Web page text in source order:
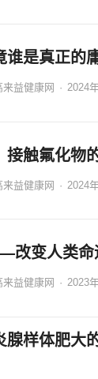
是真正的
来益健康网 · 2024
接触氟化物
来益健康网 · 2024
改变人类命
来益健康网 · 2023
腺样体肥大